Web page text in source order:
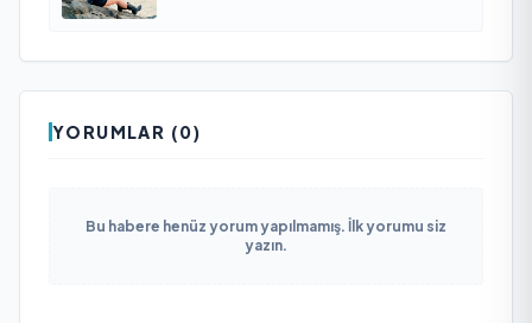
YORUMLAR (0)
Bu habere henüz yorum yapılmamış. İlk yorumu siz
yazın.